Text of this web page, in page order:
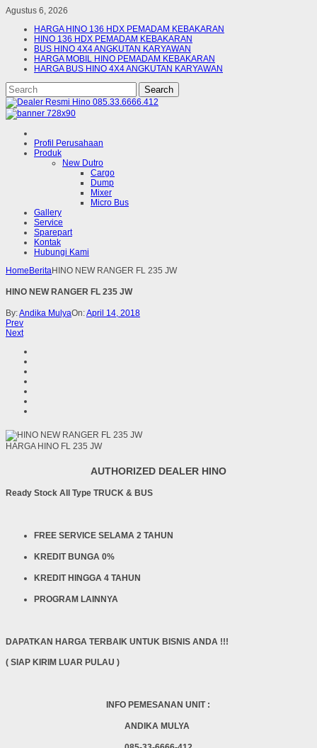
Agustus 6, 2026
HARGA HINO 136 HDX PEMADAM KEBAKARAN
HINO 136 HDX PEMADAM KEBAKARAN
BUS HINO 4X4 ANGKUTAN KARYAWAN
HARGA MOBIL HINO PEMADAM KEBAKARAN
HARGA BUS HINO 4X4 ANGKUTAN KARYAWAN
Profil Perusahaan
Produk
New Dutro
Cargo
Dump
Mixer
Micro Bus
Gallery
Service
Sparepart
Kontak
Hubungi Kami
Home BeritaHINO NEW RANGER FL 235 JW
HINO NEW RANGER FL 235 JW
By:Andika MulyaOn:April 14, 2018
Prev
Next
HARGA HINO FL 235 JW
AUTHORIZED DEALER HINO
Ready Stock All Type TRUCK & BUS
FREE SERVICE SELAMA 2 TAHUN
KREDIT BUNGA 0%
KREDIT HINGGA 4 TAHUN
PROGRAM LAINNYA
DAPATKAN HARGA TERBAIK UNTUK BISNIS ANDA !!!
( SIAP KIRIM LUAR PULAU )
INFO PEMESANAN UNIT :
ANDIKA MULYA